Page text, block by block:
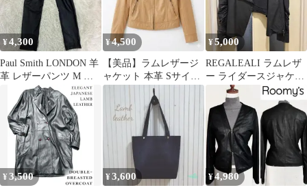
¥4,300
Paul Smith LONDON 羊
革 レザーパンツ M ス
トレート 本革
¥4,500
【美品】ラムレザージ
ャケット 本革 Sサイズ
キャメル イタリア製
¥5,000
REGALEALI ラムレザ
ー ライダースジャケッ
ト 羊革 黒 M
¥3,500 ¥3,600 ¥4,980